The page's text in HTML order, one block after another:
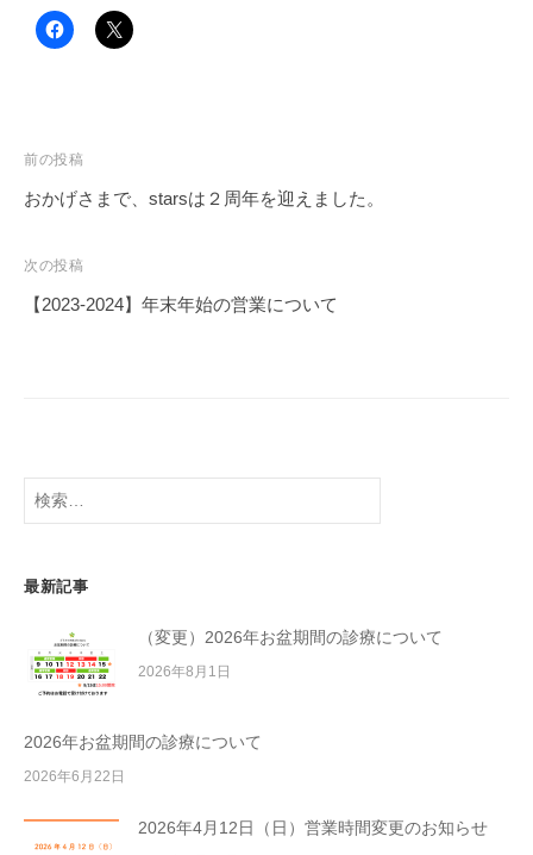
投
稿
ビ
ゲ
前の投稿
おかげさまで、starsは２周年を迎えました。
次の投稿
【2023-2024】年末年始の営業について
検
最新記事
（変更）2026年お盆期間の診療について
2026年8月1日
2026年お盆期間の診療について
2026年6月22日
2026年4月12日（日）営業時間変更のお知らせ